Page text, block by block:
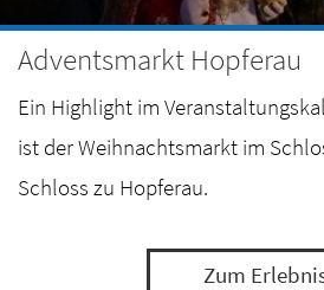
Adventsmarkt Hopferau
Ein Highlight im
ist der Weihnachtsmarkt im
Schloss zu Hopferau.
Zum